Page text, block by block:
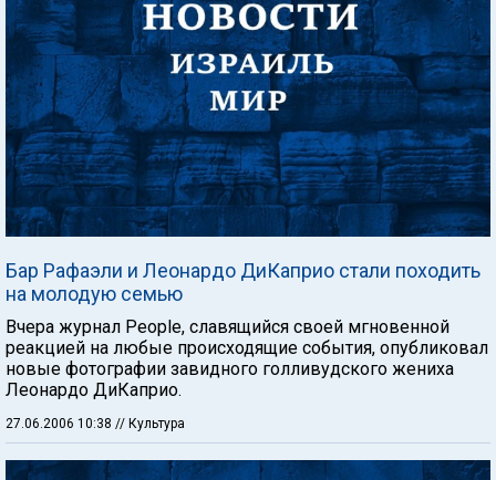
Бар Рафаэли и Леонардо ДиКаприо стали походить
на молодую семью
Вчера журнал People, славящийся своей мгновенной
реакцией на любые происходящие события, опубликовал
новые фотографии завидного голливудского жениха
Леонардо ДиКаприо.
27.06.2006 10:38 // Культура